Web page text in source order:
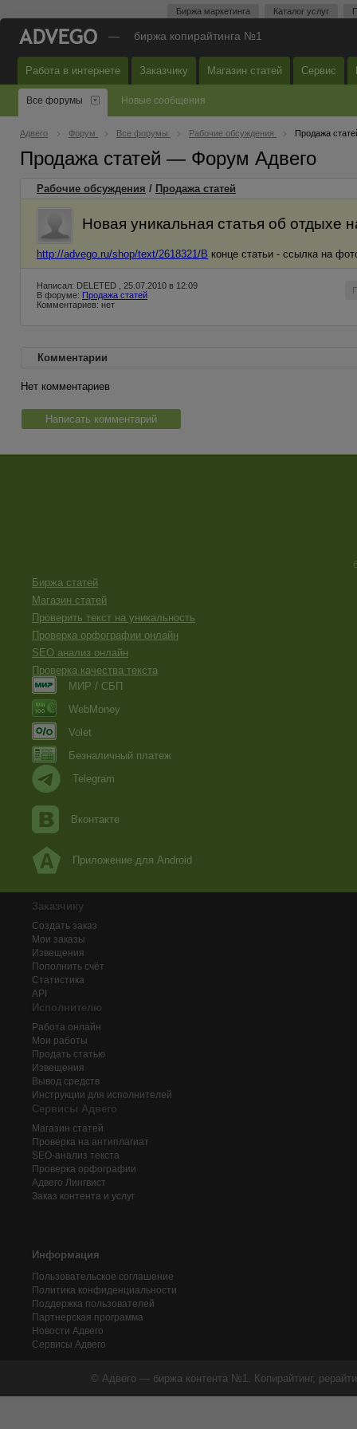
Биржа маркетинга Каталог услуг
— биржа копирайтинга №1
Работа в интернете Заказчику Магазин статей Сервис
Все форумы Новые сообщения
Адвего Форум Все форумы Рабочие обсуждения Продажа
Продажа статей — Форум Адвего
Рабочие обсуждения / Продажа статей
Новая уникальная статья об отдыхе
http://advego.ru/shop/text/2618321/В конце статьи - ссылка на
Написал: DELETED , 25.07.2010 в 12:09
В форуме: Продажа статей
Комментариев: нет
Комментарии
Нет комментариев
Написать комментарий
Биржа статей
Магазин статей
Проверить текст на уникальность
Проверка орфографии онлайн
SEO анализ онлайн
Проверка качества текста
МИР / СБП
WebMoney
Volet
Безналичный платеж
Telegram
Вконтакте
Приложение для Android
Заказчику
Создать заказ
Мои заказы
Извещения
Пополнить счёт
Статистика
API
Исполнителю
Работа онлайн
Мои работы
Продать статью
Извещения
Вывод средств
Инструкции для исполнителей
Сервисы Адвего
Магазин статей
Проверка на антиплагиат
SEO-анализ текста
Проверка орфографии
Адвего Лингвист
Заказ контента и услуг
Информация
Пользовательское соглашение
Политика конфиденциальности
Поддержка пользователей
Партнерская программа
Новости Адвего
Сервисы Адвего
© Адвего — биржа контента №1. Копирайтинг,